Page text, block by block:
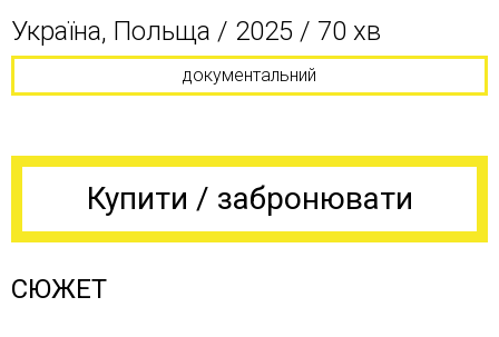
Україна, Польща / 2025 / 70 хв
документальний
Купити / забронювати
СЮЖЕТ